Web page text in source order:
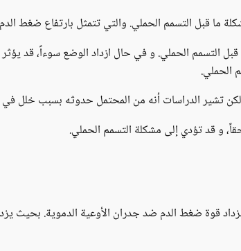
ما قبل التسمم الحملي. والتي تتمثل بارتفاع ضغط الدم
التسمم الحملي. و في حال ازداد الوضع سوءاً، قد
الحملي.
تشير الدراسات أنه من المحتمل حدوثه بسبب خلل
و قد تؤدي إلى مشكلة التسمم الحملي.
قوة ضغط الدم ضد جدران الأوعية الدموية. بحيث